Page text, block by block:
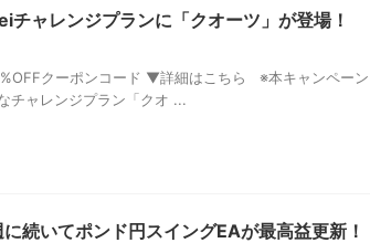
チャレンジプランに「クオーツ」が登場！
クーポンコード ▼詳細はこちら ※本キャンペーン
チャレンジプラン「クオ ...
続いてポンド円スイングEAが最高益更新！